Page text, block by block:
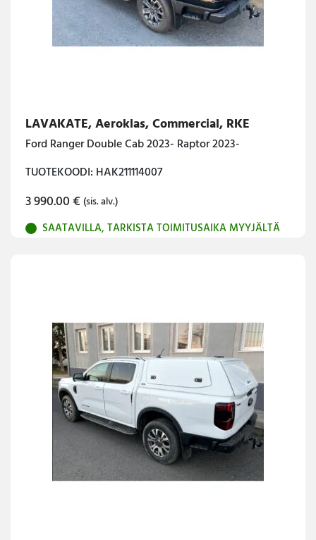
LAVAKATE, Aeroklas, Commercial, RKE
Ford Ranger Double Cab 2023- Raptor 2023-
TUOTEKOODI: HAK211114007
3 990.00€ (sis. alv.)
SAATAVILLA, TARKISTA TOIMITUSAIKA MYYJÄLTÄ